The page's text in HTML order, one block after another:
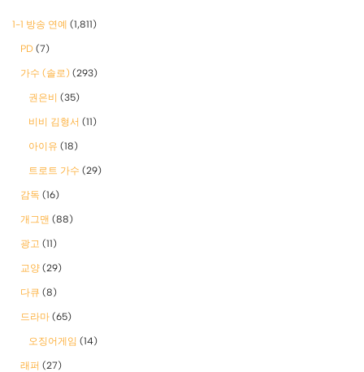
1-1 방송 연예 (1,811)
PD (7)
가수 (솔로) (293)
권은비 (35)
비비 김형서 (11)
아이유 (18)
트로트 가수 (29)
감독 (16)
개그맨 (88)
광고 (11)
교양 (29)
다큐 (8)
드라마 (65)
오징어게임 (14)
래퍼 (27)